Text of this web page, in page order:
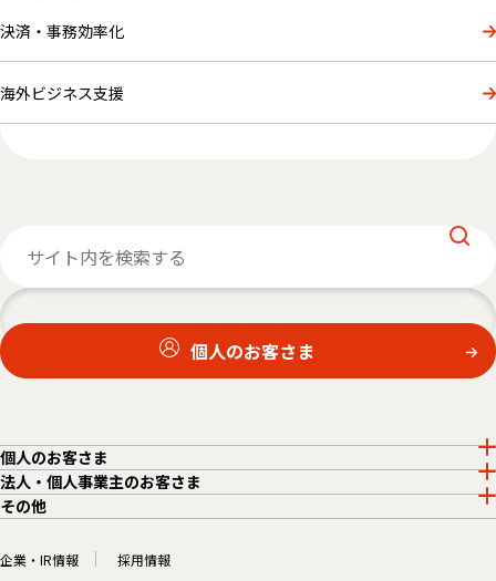
決済・事務効率化
海外ビジネス支援
個人のお客さま
個人のお客さま
法人・個人事業主のお客さま
その他
企業・IR情報 採用情報